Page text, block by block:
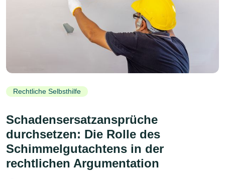
Rechtliche Selbsthilfe
Schadensersatzansprüche
durchsetzen: Die Rolle des
Schimmelgutachtens in der
rechtlichen Argumentation